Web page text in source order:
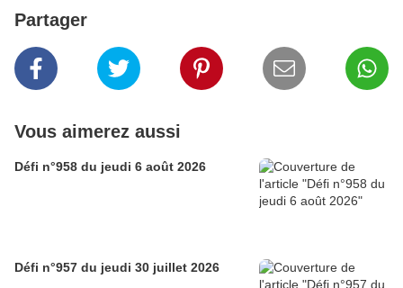
Partager
Vous aimerez aussi
Défi n°958 du jeudi 6 août 2026
Défi n°957 du jeudi 30 juillet 2026